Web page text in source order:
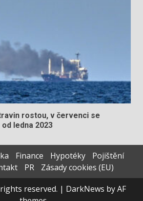
rostou, v červenci se
ledna 2023
Finance Hypotéky
Pojištění
PR
Zásady cookies (EU)
reserved. | DarkNews by AF